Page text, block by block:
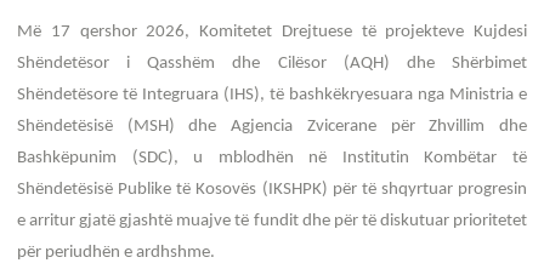
Më 17 qershor 2026, Komitetet Drejtuese të projekteve Kujdesi
Shëndetësor i Qasshëm dhe Cilësor (AQH) dhe Shërbimet
Shëndetësore të Integruara (IHS), të bashkëkryesuara nga Ministria e
Shëndetësisë (MSH) dhe Agjencia Zvicerane për Zhvillim dhe
Bashkëpunim (SDC), u mblodhën në Institutin Kombëtar të
Shëndetësisë Publike të Kosovës (IKSHPK) për të shqyrtuar progresin
e arritur gjatë gjashtë muajve të fundit dhe për të diskutuar prioritetet
për periudhën e ardhshme.